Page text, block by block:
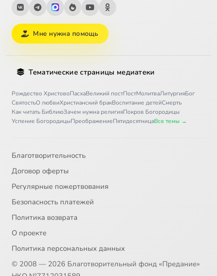
Мне нужна помощь
Тематические страницы медиатеки
Рождество ХристовоПасхаВеликий постПостМолитваЛитургияБог
СвятостьО любвиХристианский бракВоспитание детейСмерть
Как читать БиблиюЗачем нужна религияПокров Богородицы
Успение БогородицыПреображениеПятидесятницаВсе темы →
Благотворительность
Договор оферты
Регулярные пожертвования
Безопасность платежей
Политика возврата
О проекте
Политика персональных данных
© 2008 — 2026 Благотворительный фонд «Предание»